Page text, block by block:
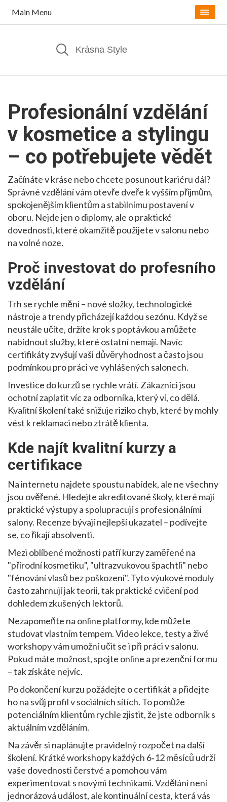
Main Menu
Profesionální vzdělání
v kosmetice a stylingu
– co potřebujete vědět
Začínáte v kráse nebo chcete posunout kariéru dál?
Správné vzdělání vám otevře dveře k vyšším příjmům,
spokojenějším klientům a stabilnímu postavení v
oboru. Nejde jen o diplomy, ale o praktické
dovednosti, které okamžitě použijete v salonu nebo
na volné noze.
Proč investovat do profesního
vzdělání
Trh se rychle mění – nové složky, technologické
nástroje a trendy přicházejí každou sezónu. Když se
neustále učíte, držíte krok s poptávkou a můžete
nabídnout služby, které ostatní nemají. Navíc
certifikáty zvyšují vaši důvěryhodnost a často jsou
podmínkou pro práci ve vyhlášených salonech.
Investice do kurzů se rychle vrátí. Zákazníci jsou
ochotní zaplatit víc za odborníka, který ví, co dělá.
Kvalitní školení také snižuje riziko chyb, které by mohly
vést k reklamaci nebo ztrátě klienta.
Kde najít kvalitní kurzy a
certifikace
Na internetu najdete spoustu nabídek, ale ne všechny
jsou ověřené. Hledejte akreditované školy, které mají
praktické výstupy a spolupracují s profesionálními
salony. Recenze bývají nejlepší ukazatel – podívejte
se, co říkají absolventi.
Mezi oblíbené možnosti patří kurzy zaměřené na
"přírodní kosmetiku", "ultrazvukovou špachtli" nebo
"fénování vlasů bez poškození". Tyto výukové moduly
často zahrnují jak teorii, tak praktické cvičení pod
dohledem zkušených lektorů.
Nezapomeňte na online platformy, kde můžete
studovat vlastním tempem. Video lekce, testy a živé
workshopy vám umožní učit se i při práci v salonu.
Pokud máte možnost, spojte online a prezenční formu
– tak získáte nejvíc.
Po dokončení kurzu požádejte o certifikát a přidejte
ho na svůj profil v sociálních sítích. To pomůže
potenciálním klientům rychle zjistit, že jste odborník s
aktuálním vzděláním.
Na závěr si naplánujte pravidelný rozpočet na další
školení. Krátké workshopy každých 6‑12 měsíců udrží
vaše dovednosti čerstvé a pomohou vám
experimentovat s novými technikami. Vzdělání není
jednorázová událost, ale kontinuální cesta, která vás